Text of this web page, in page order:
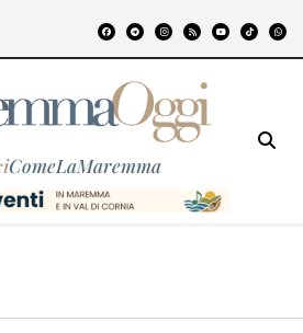
ComeLaMaremma